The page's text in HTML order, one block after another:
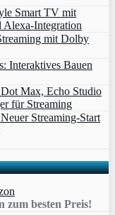
Smart TV mit
mit Dolby
Interaktives Bauen
Max, Echo Studio
für Streaming
Streaming‑Start
zum besten Preis!